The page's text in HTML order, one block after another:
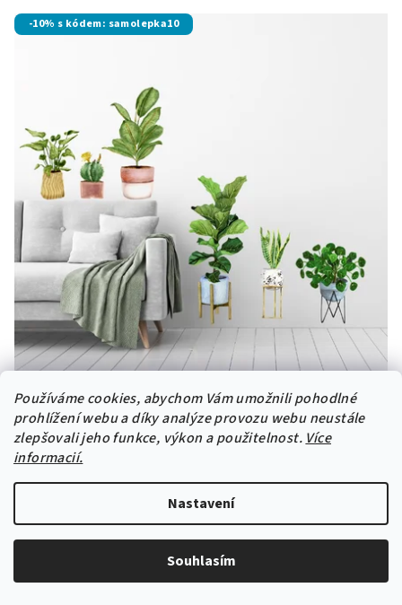
Používáme cookies, abychom Vám umožnili pohodlné
prohlížení webu a díky analýze provozu webu neustále
zlepšovali jeho funkce, výkon a použitelnost. Více
informacií.
Nastavení
Souhlasím
-10% s kódem: samolepka10
Samolepka na zeď "Rostliny v květináčích"
750 Kč
hodnocení
produktu
je
5,0
z
5
-10% s kódem: samolepka10